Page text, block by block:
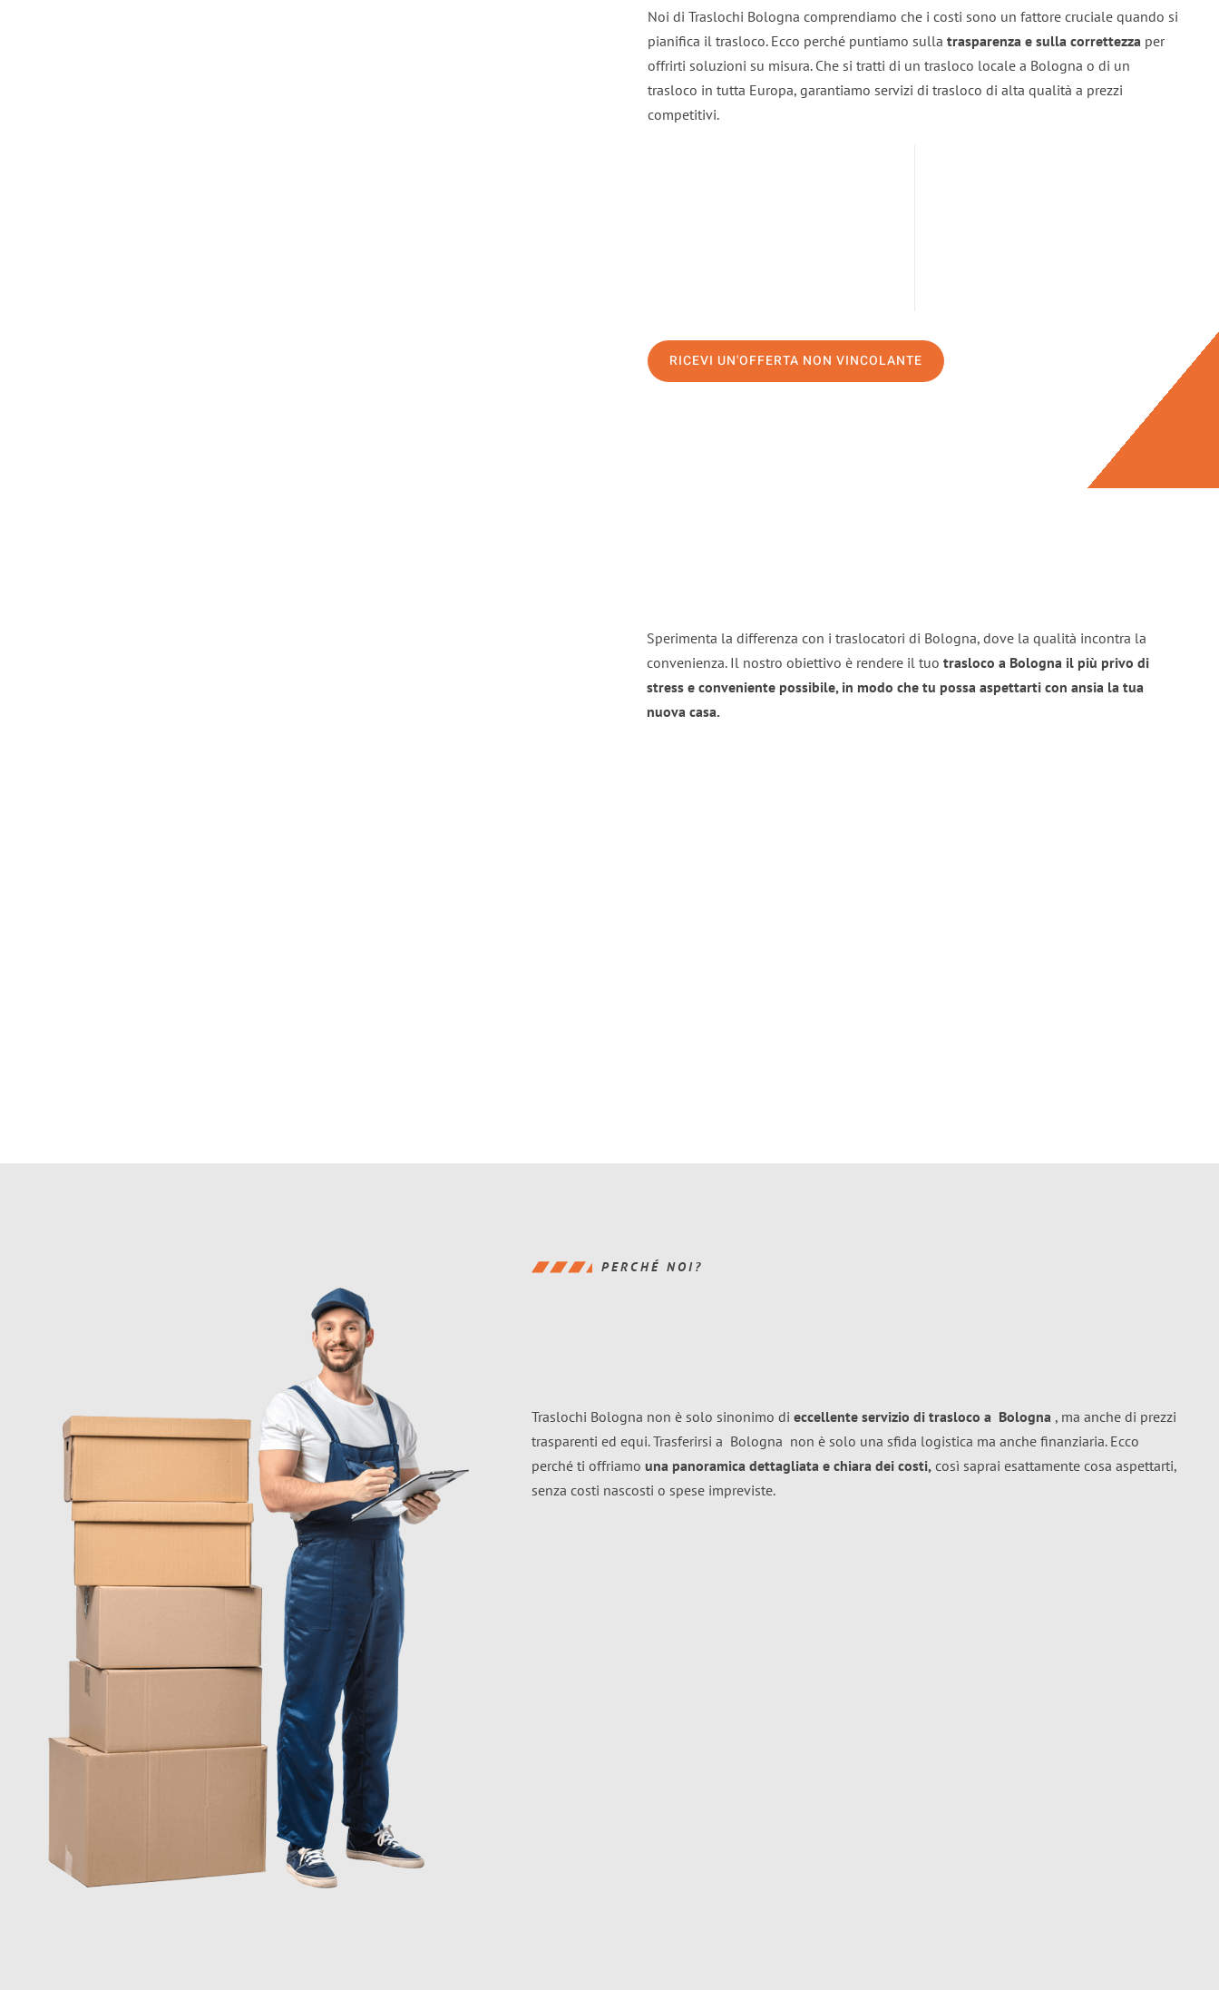
Noi di Traslochi Bologna comprendiamo che i costi sono un fattore cruciale quando si
pianifica il trasloco. Ecco perché puntiamo sulla trasparenza e sulla correttezza per
offrirti soluzioni su misura. Che si tratti di un trasloco locale a Bologna o di un
trasloco in tutta Europa, garantiamo servizi di trasloco di alta qualità a prezzi
competitivi.
RICEVI UN'OFFERTA NON VINCOLANTE
Sperimenta la differenza con i traslocatori di Bologna, dove la qualità incontra la
convenienza. Il nostro obiettivo è rendere il tuo trasloco a Bologna il più privo di
stress e conveniente possibile, in modo che tu possa aspettarti con ansia la tua
nuova casa.
PERCHÉ NOI?
Traslochi Bologna non è solo sinonimo di eccellente servizio di trasloco a Bologna , ma anche di prezzi
trasparenti ed equi. Trasferirsi a Bologna non è solo una sfida logistica ma anche finanziaria. Ecco
perché ti offriamo una panoramica dettagliata e chiara dei costi, così saprai esattamente cosa aspettarti,
senza costi nascosti o spese impreviste.